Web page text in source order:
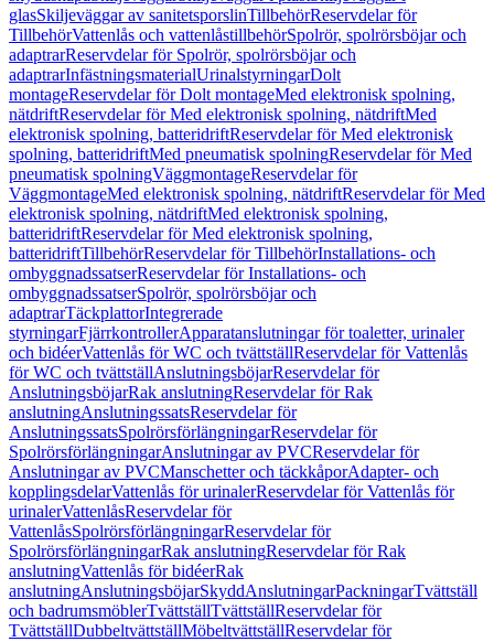
glasSkiljeväggar av sanitetsporslinTillbehörReservdelar för
TillbehörVattenlås och vattenlåstillbehörSpolrör, spolrörsböjar och
adaptrarReservdelar för Spolrör, spolrörsböjar och
adaptrarInfästningsmaterialUrinalstyrningarDolt
montageReservdelar för Dolt montageMed elektronisk spolning,
nätdriftReservdelar för Med elektronisk spolning, nätdriftMed
elektronisk spolning, batteridriftReservdelar för Med elektronisk
spolning, batteridriftMed pneumatisk spolningReservdelar för Med
pneumatisk spolningVäggmontageReservdelar för
VäggmontageMed elektronisk spolning, nätdriftReservdelar för Med
elektronisk spolning, nätdriftMed elektronisk spolning,
batteridriftReservdelar för Med elektronisk spolning,
batteridriftTillbehörReservdelar för TillbehörInstallations- och
ombyggnadssatserReservdelar för Installations- och
ombyggnadssatserSpolrör, spolrörsböjar och
adaptrarTäckplattorIntegrerade
styrningarFjärrkontrollerApparatanslutningar för toaletter, urinaler
och bidéerVattenlås för WC och tvättställReservdelar för Vattenlås
för WC och tvättställAnslutningsböjarReservdelar för
AnslutningsböjarRak anslutningReservdelar för Rak
anslutningAnslutningssatsReservdelar för
AnslutningssatsSpolrörsförlängningarReservdelar för
SpolrörsförlängningarAnslutningar av PVCReservdelar för
Anslutningar av PVCManschetter och täckkåporAdapter- och
kopplingsdelarVattenlås för urinalerReservdelar för Vattenlås för
urinalerVattenlåsReservdelar för
VattenlåsSpolrörsförlängningarReservdelar för
SpolrörsförlängningarRak anslutningReservdelar för Rak
anslutningVattenlås för bidéerRak
anslutningAnslutningsböjarSkyddAnslutningarPackningarTvättställ
och badrumsmöblerTvättställTvättställReservdelar för
TvättställDubbeltvättställMöbeltvättställReservdelar för